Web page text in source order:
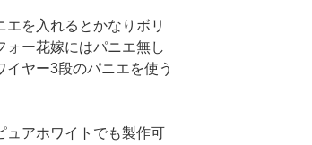
を入れるとかなりボリ
ォー花嫁にはパニエ無し
ヤー3段のパニエを使う
ュアホワイトでも製作可